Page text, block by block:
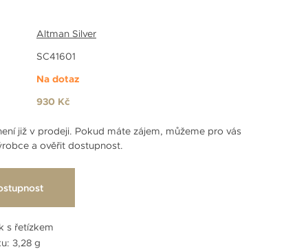
Altman Silver
SC41601
Na dotaz
930 Kč
již v prodeji. Pokud máte zájem, můžeme pro vás
a ověřit dostupnost.
s řetízkem
3,28 g